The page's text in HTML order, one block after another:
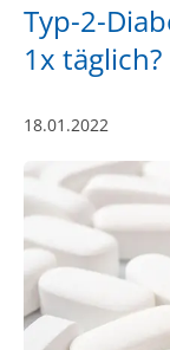
Typ-2-
1x täglich?
18.01.2022